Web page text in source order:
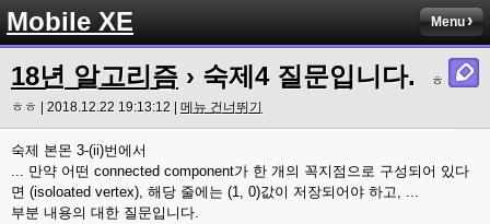
Mobile XE Menu
18년 알고리즘 › 숙제4 질문입니다.
ㅎ
ㅎㅎ | 2018.12.22 19:13:12 | 메뉴 건너뛰기
숙제 본몬 3-(ii)번에서
... 만약 어떤 connected component가 한 개의 꼭지점으로 구성되어 있다
면 (isoloated vertex), 해당 줄에는 (1, 0)값이 저장되어야 하고, ...
부분 내용의 대한 질문입니다.